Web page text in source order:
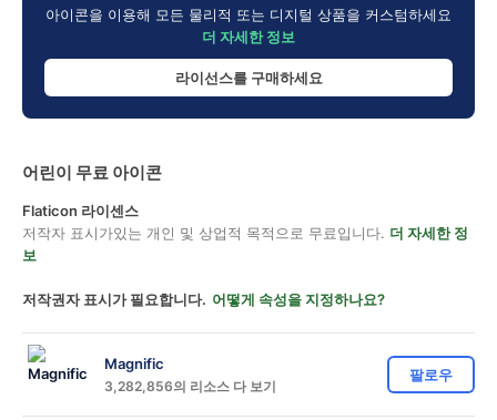
아이콘을 이용해 모든 물리적 또는 디지털 상품을 커스텀하세요
더 자세한 정보
라이선스를 구매하세요
어린이 무료 아이콘
Flaticon 라이센스
저작자 표시가있는 개인 및 상업적 목적으로 무료입니다. 더 자세한 정
보
저작권자 표시가 필요합니다. 어떻게 속성을 지정하나요?
Magnific
3,282,856의 리소스 다 보기
팔로우